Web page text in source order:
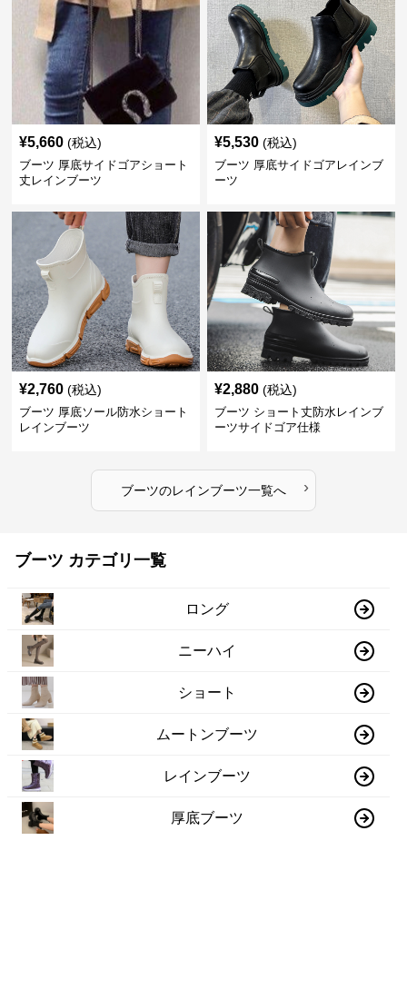
¥5,660 (税込)
ブーツ 厚底サイドゴアショート
丈レインブーツ
¥5,530 (税込)
ブーツ 厚底サイドゴアレインブ
ーツ
¥2,760 (税込)
ブーツ 厚底ソール防水ショート
レインブーツ
¥2,880 (税込)
ブーツ ショート丈防水レインブ
ーツサイドゴア仕様
ブーツのレインブーツ一覧へ ›
ブーツ カテゴリ一覧
ロング
ニーハイ
ショート
ムートンブーツ
レインブーツ
厚底ブーツ